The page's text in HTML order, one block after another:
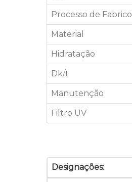
Processo de Fabrico
Material
Hidratação
Dk/t
Manutenção
Filtro UV
Designações: